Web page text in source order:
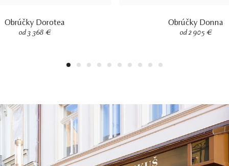
Obrúčky Dorotea
od 3 368 €
Obrúčky Donna
od 2 905 €
1 2 3 4 5 6 7 8 9 10